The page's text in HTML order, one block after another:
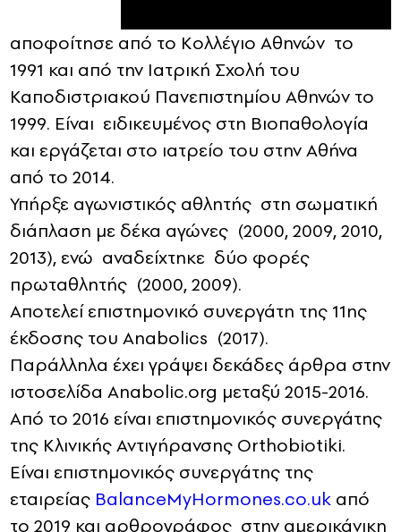
αποφοίτησε από το Κολλέγιο Αθηνών το
1991 και από την Ιατρική Σχολή του
Καποδιστριακού Πανεπιστημίου Αθηνών το
1999. Είναι ειδικευμένος στη Βιοπαθολογία
και εργάζεται στο ιατρείο του στην Αθήνα
από το 2014.
Υπήρξε αγωνιστικός αθλητής στη σωματική
διάπλαση με δέκα αγώνες (2000, 2009, 2010,
2013), ενώ αναδείχτηκε δύο φορές
πρωταθλητής (2000, 2009).
Αποτελεί επιστημονικό συνεργάτη της 11ης
έκδοσης του Anabolics (2017).
Παράλληλα έχει γράψει δεκάδες άρθρα στην
ιστοσελίδα Anabolic.org μεταξύ 2015-2016.
Από το 2016 είναι επιστημονικός συνεργάτης
της Κλινικής Αντιγήρανσης Orthobiotiki.
Είναι επιστημονικός συνεργάτης της
εταιρείας BalanceMyHormones.co.uk από
το 2019 και αρθρογράφος στην αμερικάνικη